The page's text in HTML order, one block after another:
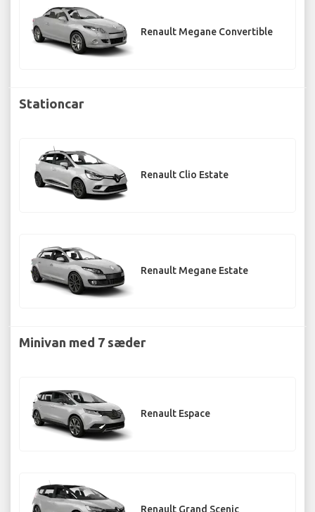
Renault Megane Convertible
Stationcar
Renault Clio Estate
Renault Megane Estate
Minivan med 7 sæder
Renault Espace
Renault Grand Scenic